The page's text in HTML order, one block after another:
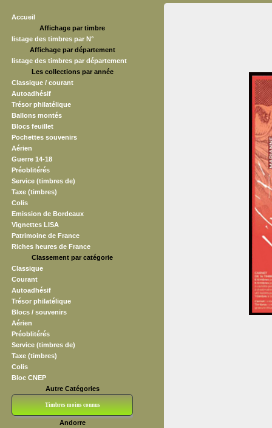
Accueil
Affichage par timbre
listage des timbres par N°
Affichage par département
listage des timbres par département
Les collections par année
Classique / courant
Autoadhésif
Trésor philatélique
Ballons montés
Blocs feuillet
Pochettes souvenirs
Aérien
Guerre 14-18
Préoblitérés
Service (timbres de)
Taxe (timbres)
Colis
Emission de Bordeaux
Vignettes LISA
Patrimoine de France
Riches heures de France
Classement par catégorie
Classique
Courant
Autoadhésif
Trésor philatélique
Blocs / souvenirs
Aérien
Préoblitérés
Service (timbres de)
Taxe (timbres)
Colis
Bloc CNEP
Autre Catégories
Timbres moins connus
Andorre